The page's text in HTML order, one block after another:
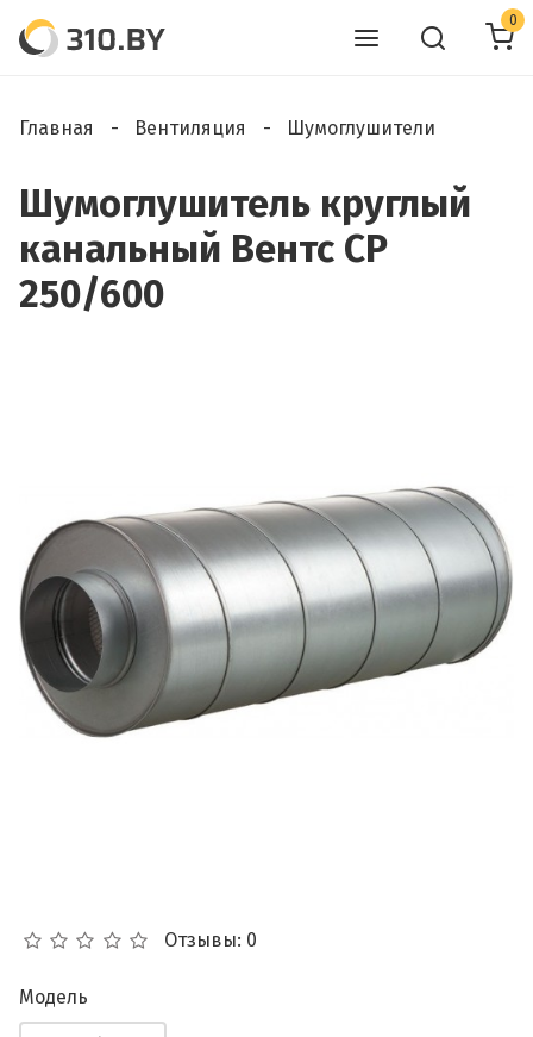
0
Главная Вентиляция Шумоглушители
Шумоглушитель круглый
канальный Вентс СР
250/600
Отзывы: 0
Модель